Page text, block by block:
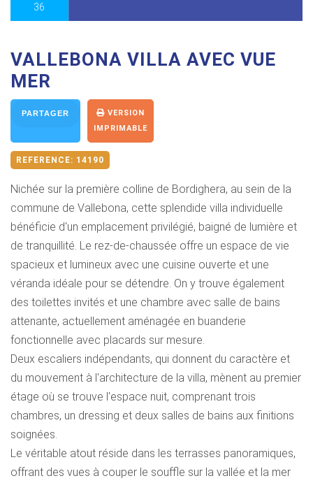
36
VALLEBONA VILLA AVEC VUE
MER
PARTAGER
VERSION
IMPRIMABLE
REFERENCE: 14190
Nichée sur la première colline de Bordighera, au sein de la
commune de Vallebona, cette splendide villa individuelle
bénéficie d'un emplacement privilégié, baigné de lumière et
de tranquillité. Le rez-de-chaussée offre un espace de vie
spacieux et lumineux avec une cuisine ouverte et une
véranda idéale pour se détendre. On y trouve également
des toilettes invités et une chambre avec salle de bains
attenante, actuellement aménagée en buanderie
fonctionnelle avec placards sur mesure.
Deux escaliers indépendants, qui donnent du caractère et
du mouvement à l'architecture de la villa, mènent au premier
étage où se trouve l'espace nuit, comprenant trois
chambres, un dressing et deux salles de bains aux finitions
soignées.
Le véritable atout réside dans les terrasses panoramiques,
offrant des vues à couper le souffle sur la vallée et la mer